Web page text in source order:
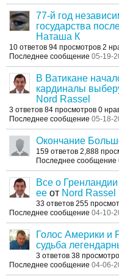
77-й год
государства
Наташа К
10 ответов 94 просмотров 2
Последнее сообщение 05-19-
В Ватикане
кардиналы
Nord Rassel
3 ответов 84 просмотров 0
Последнее сообщение 05-18-
Окончание
159 ответов 2,888
Последнее сообщение
Все о
ее от Nord Rassel
33 ответов 255
Последнее сообщение 04-10-
Голос Америки и
судьба
3 ответов 38
Последнее сообщение 04-06-